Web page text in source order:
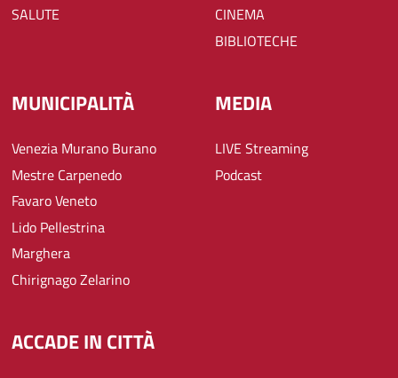
SALUTE
CINEMA
BIBLIOTECHE
MUNICIPALITÀ
Venezia Murano Burano
Mestre Carpenedo
Favaro Veneto
Lido Pellestrina
Marghera
Chirignago Zelarino
MEDIA
LIVE Streaming
Podcast
ACCADE IN CITTÀ